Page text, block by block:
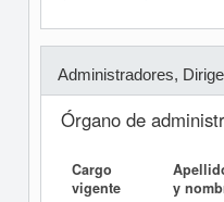
Administradores,
Órgano de
Cargo
vigente
y